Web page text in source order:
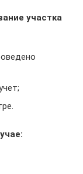
участка